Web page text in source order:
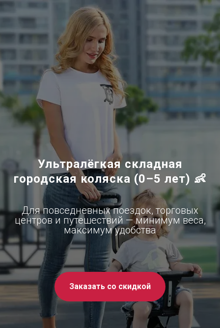
Ультралёгкая складная
городская коляска (0–5 лет) 👶
Для повседневных поездок, торговых
центров и путешествий — минимум веса,
максимум удобства
Заказать со скидкой